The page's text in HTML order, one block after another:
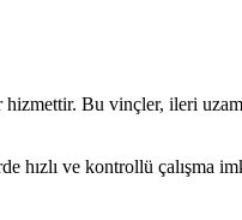
Bu vinçler, ileri
hızlı ve kontrollü çalışma